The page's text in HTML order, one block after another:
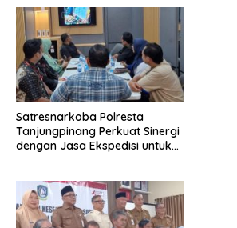
Satresnarkoba Polresta
Tanjungpinang Perkuat Sinergi
dengan Jasa Ekspedisi untuk